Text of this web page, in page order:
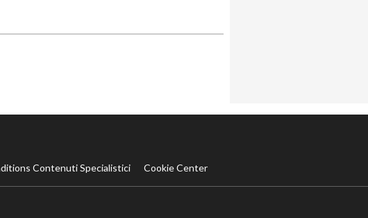
Contenuti Specialistici Cookie Center